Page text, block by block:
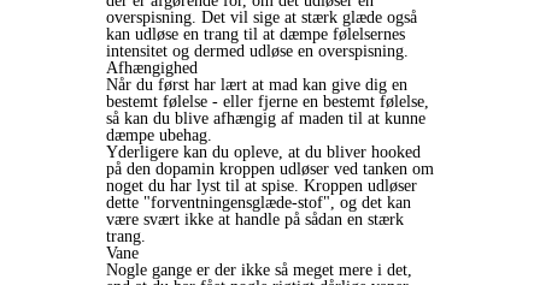
overspisning. Det vil sige at stærk glæde også
kan udløse en trang til at dæmpe følelsernes
intensitet og dermed udløse en overspisning.
Afhængighed
Når du først har lært at mad kan give dig en
bestemt følelse - eller fjerne en bestemt følelse,
så kan du blive afhængig af maden til at kunne
dæmpe ubehag.
Yderligere kan du opleve, at du bliver hooked
på den dopamin kroppen udløser ved tanken om
noget du har lyst til at spise. Kroppen udløser
dette "forventningensglæde-stof", og det kan
være svært ikke at handle på sådan en stærk
trang.
Vane
Nogle gange er der ikke så meget mere i det,